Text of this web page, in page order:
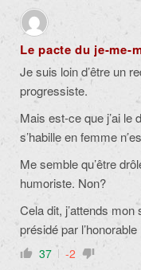
Le pacte du je-me-
Je suis loin d’être un
progressiste.
Mais est-ce que j’ai le
s’habille en femme
Me semble qu’être
humoriste. Non?
Cela dit, j’attends
présidé par
37 -2